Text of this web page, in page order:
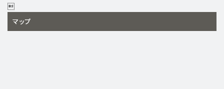

マップ